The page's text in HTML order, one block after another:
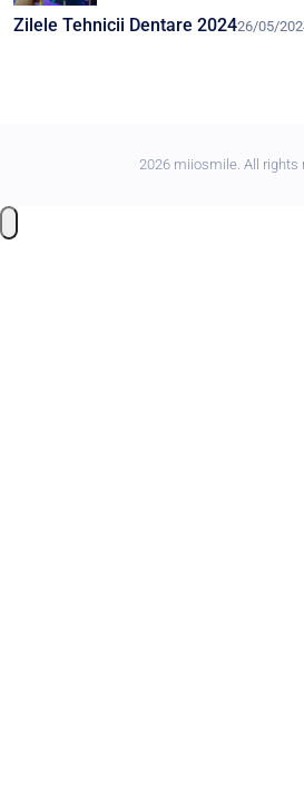
Zilele Tehnicii Dentare 202426/05/
2026 miiosmile. All rights